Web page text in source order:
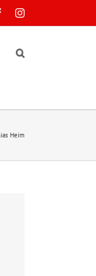
FacebookInstagram
Heim